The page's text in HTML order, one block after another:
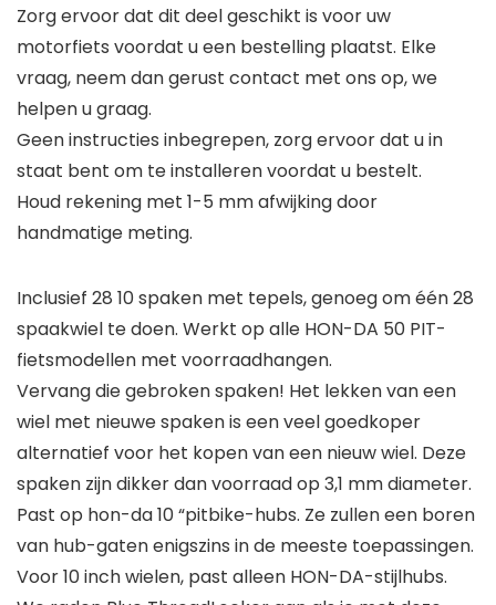
Zorg ervoor dat dit deel geschikt is voor uw
motorfiets voordat u een bestelling plaatst. Elke
vraag, neem dan gerust contact met ons op, we
helpen u graag.
Geen instructies inbegrepen, zorg ervoor dat u in
staat bent om te installeren voordat u bestelt.
Houd rekening met 1-5 mm afwijking door
handmatige meting.
Inclusief 28 10 spaken met tepels, genoeg om één 28
spaakwiel te doen. Werkt op alle HON-DA 50 PIT-
fietsmodellen met voorraadhangen.
Vervang die gebroken spaken! Het lekken van een
wiel met nieuwe spaken is een veel goedkoper
alternatief voor het kopen van een nieuw wiel. Deze
spaken zijn dikker dan voorraad op 3,1 mm diameter.
Past op hon-da 10 “pitbike-hubs. Ze zullen een boren
van hub-gaten enigszins in de meeste toepassingen.
Voor 10 inch wielen, past alleen HON-DA-stijlhubs.